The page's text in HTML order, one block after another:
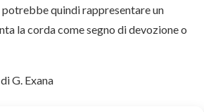
quindi rappresentare un
la corda come segno di devozione o
G. Exana